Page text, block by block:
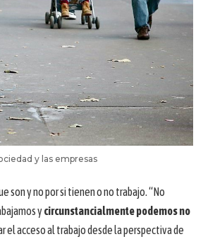
y las empresas
son y no por si tienen o no trabajo. “No
ycircunstancialmente podemos no
el acceso al trabajo desde la perspectiva de